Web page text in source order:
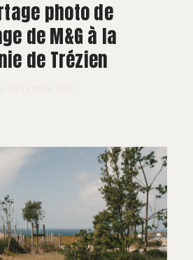
CONTACT
photo de
de M&G à la
de Trézien
20 NOVEMBRE 2023